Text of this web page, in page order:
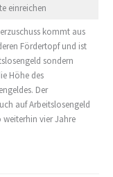
einreichen
kommt aus
Fördertopf und ist
sondern
Höhe des
Der
auf Arbeitslosengeld
weiterhin vier Jahre